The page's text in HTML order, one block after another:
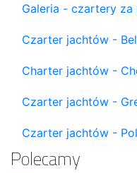
Galeria - czartery za
Czarter jachtów -
Charter jachtów -
Czarter jachtów -
Czarter jachtów -
Polecamy